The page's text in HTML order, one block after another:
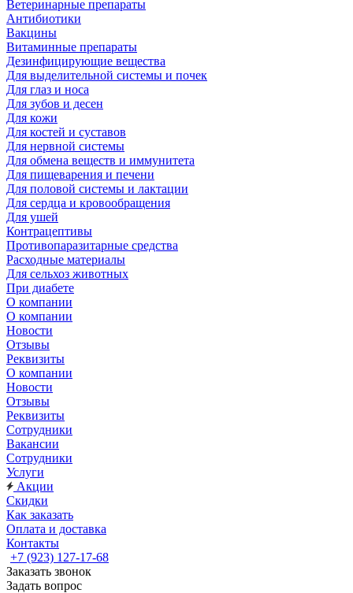
Ветеринарные препараты
Антибиотики
Вакцины
Витаминные препараты
Дезинфицирующие вещества
Для выделительной системы и почек
Для глаз и носа
Для зубов и десен
Для кожи
Для костей и суставов
Для нервной системы
Для обмена веществ и иммунитета
Для пищеварения и печени
Для половой системы и лактации
Для сердца и кровообращения
Для ушей
Контрацептивы
Противопаразитарные средства
Расходные материалы
Для сельхоз животных
При диабете
О компании
О компании
Новости
Отзывы
Реквизиты
О компании
Новости
Отзывы
Реквизиты
Сотрудники
Вакансии
Сотрудники
Услуги
Акции
Скидки
Как заказать
Оплата и доставка
Контакты
+7 (923) 127-17-68
Заказать звонок
Задать вопрос